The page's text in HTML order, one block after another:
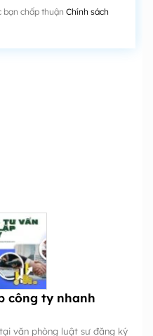
bạn chấp thuận Chính sách
công ty nhanh
văn phòng luật sư đăng ký